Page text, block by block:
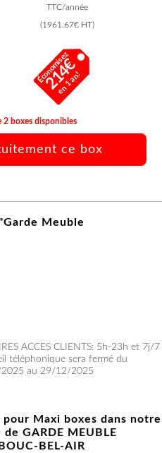
TTC/année
(1961.67€ HT)
Économisez
214€
en 1 an!
boxes disponibles
Meuble
ACCES CLIENTS: 5h-23h et 7j/7
téléphonique sera fermé du
au 29/12/2025
Maxi boxes dans notre
GARDE MEUBLE
BEL-AIR